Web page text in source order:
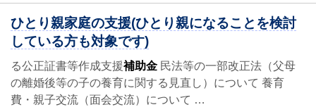
ひとり親家庭の支援(ひとり親になることを検討
している方も対象です)
る公正証書等作成支援補助金 民法等の一部改正法（父母
の離婚後等の子の養育に関する見直し）について 養育
費・親子交流（面会交流）について …